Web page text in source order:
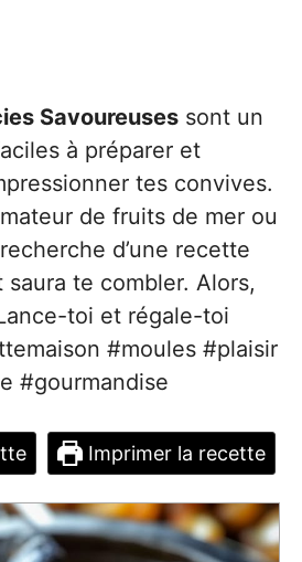
Savoureuses sont un
à préparer et
tes convives.
de fruits de mer ou
d’une recette
te combler. Alors,
toi et régale-toi
#moules #plaisir
#gourmandise
Imprimer la recette